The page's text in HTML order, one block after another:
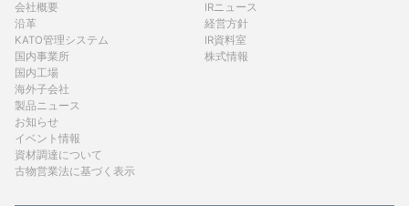
会社概要
沿革
KATO管理システム
国内事業所
国内工場
海外子会社
製品ニュース
お知らせ
イベント情報
資材調達について
古物営業法に基づく表示
IRニュース
経営方針
IR資料室
株式情報